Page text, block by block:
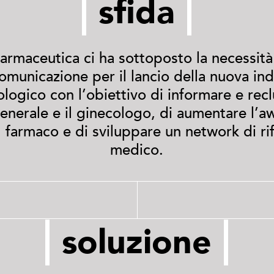
sfida
ci ha sottoposto la
per il lancio della nuova
con l’obiettivo di informare e
e il ginecologo, di aumentare
e di sviluppare un network di
medico.
soluzione